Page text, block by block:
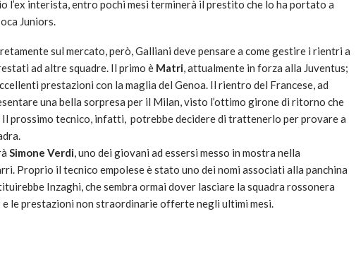
l’ex interista, entro pochi mesi terminerà il prestito che lo ha portato a
Juniors.
sul mercato, però, Galliani deve pensare a come gestire i rientri a
ad altre squadre. Il primo è Matri, attualmente in forza alla Juventus;
prestazioni con la maglia del Genoa. Il rientro del Francese, ad
una bella sorpresa per il Milan, visto l’ottimo girone di ritorno che
prossimo tecnico, infatti, potrebbe decidere di trattenerlo per provare a
Simone Verdi, uno dei giovani ad essersi messo in mostra nella
Proprio il tecnico empolese è stato uno dei nomi associati alla panchina
Inzaghi, che sembra ormai dover lasciare la squadra rossonera
le prestazioni non straordinarie offerte negli ultimi mesi.